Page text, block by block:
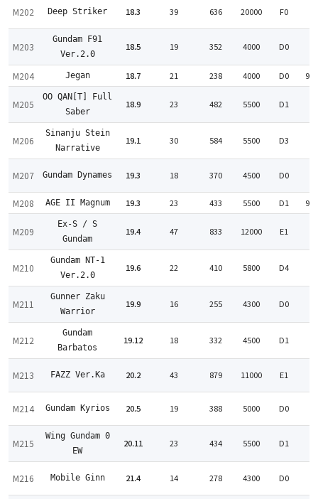
M202 Deep Striker 18.3 39 636 20000 F0
M203
Gundam F91
Ver.2.0
18.5 19 352 4000 D0
M204 Jegan 18.7 21 238 4000 D0 99
M205
OO QAN[T] Full
Saber
18.9 23 482 5500 D1
M206
Sinanju Stein
Narrative
19.1 30 584 5500 D3
M207 Gundam Dynames 19.3 18 370 4500 D0
M208 AGE II Magnum 19.3 23 433 5500 D1 95
M209
Ex-S / S
Gundam
19.4 47 833 12000 E1
M210
Gundam NT-1
Ver.2.0
19.6 22 410 5800 D4
M211
Gunner Zaku
Warrior
19.9 16 255 4300 D0
M212
Gundam
Barbatos
19.12 18 332 4500 D1
M213 FAZZ Ver.Ka 20.2 43 879 11000 E1
M214 Gundam Kyrios 20.5 19 388 5000 D0
M215
Wing Gundam 0
EW
20.11 23 434 5500 D1
M216 Mobile Ginn 21.4 14 278 4300 D0